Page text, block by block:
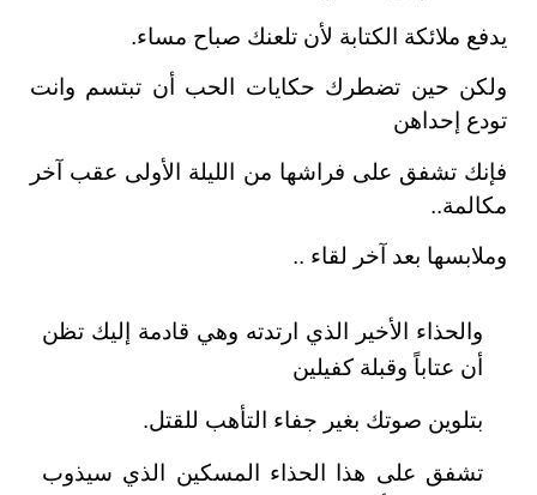
يدفع ملائكة الكتابة لأن تلعنك صباح مساء.
ولكن حين تضطرك حكايات الحب أن تبتسم وانت
تودع إحداهن
فإنك تشفق على فراشها من الليلة الأولى عقب آخر
مكالمة..
وملابسها بعد آخر لقاء ..
والحذاء الأخير الذي ارتدته وهي قادمة إليك تظن
أن عتاباً وقبلة كفيلين
بتلوين صوتك بغير جفاء التأهب للقتل.
تشفق على هذا الحذاء المسكين الذي سيذوب